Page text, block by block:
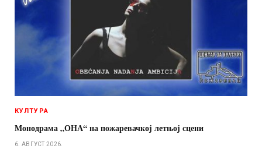
КУЛТУРА
Монодрама „ОНА“ на пожаревачкој летњој сцени
6. АВГУСТ 2026.